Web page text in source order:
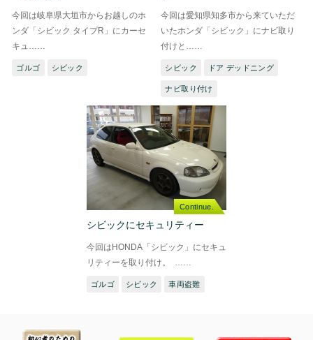
今回は岐阜県大垣市からお越しのホ
ンダ「シビック タイプR」にカーセ
キュ……
ゴルゴ シビック
今回は愛知県知多市から来ていただ
いたホンダ「シビック」にナビ取り
付けと……
シビック ドア デッドニング
ナビ取り付け
Continue.
シビックにセキュリティー
今回はHONDA「シビック」にセキュ
リティーを取り付け。 ……
ゴルゴ シビック 車両盗難